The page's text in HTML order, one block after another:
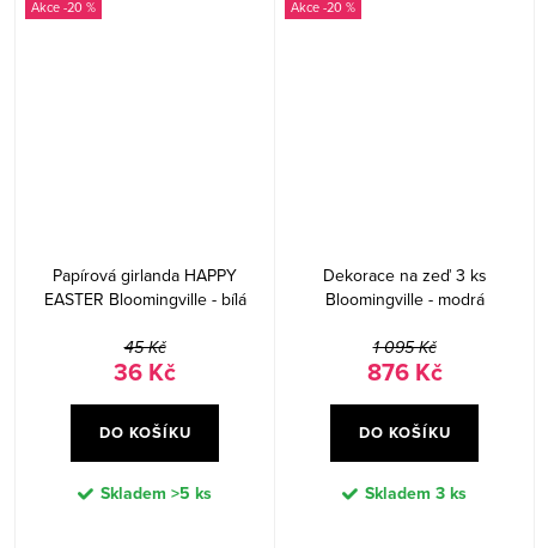
-20 %
Papírová girlanda HAPPY
EASTER Bloomingville - bílá
45 Kč
36 Kč
DO KOŠÍKU
Skladem >5 ks
-20 %
Dekorace na zeď 3 ks
Bloomingville - modrá
1 095 Kč
876 Kč
DO KOŠÍKU
Skladem 3 ks